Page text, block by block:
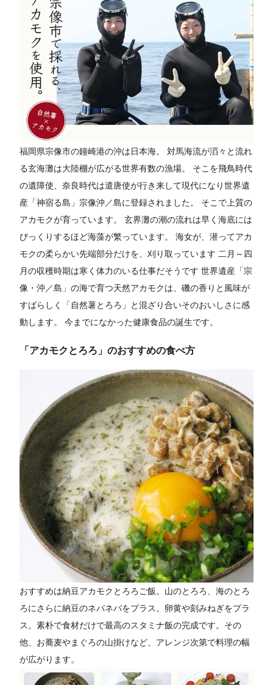
福岡県宗像市の鐘崎港の沖は日本海。 対馬海流が滔々と流れ
る玄海灘は大陸棚が広がる世界有数の漁場。 そこを飛鳥時代
の遺障使、奈良時代は遣唐使が行き来して現代になり世界遺
産「神宿る島」宗像沖／島に登録されました。 そこで上質の
アカモクが育っています。 玄界灘の潮の流れは早く海底には
びっくりするほど海藻が繁っています。 海女が、潜ってアカ
モクの柔らかい先端部分だけを、刈り取っています 二月～四
月の収穫時期は寒く体力のいる仕事だそうです 世界遺産「宗
像・沖／島」の海で育つ天然アカモクは、磯の香りと風味が
すばらしく「自然薯とろろ」と混ざり合いそのおいしさに感
動します。 今までになかった健康食品の誕生です。
「アカモクとろろ」のおすすめの食べ方
おすすめは納豆アカモクとろろご飯。山のとろろ、海のとろ
ろにさらに納豆のネバネバをプラス。卵黄や刻みねぎをプラ
ス。素朴で食材だけで最高のスタミナ飯の完成です。その
他、お蕎麦やまぐろの山掛けなど、アレンジ次第で料理の幅
が広がります。